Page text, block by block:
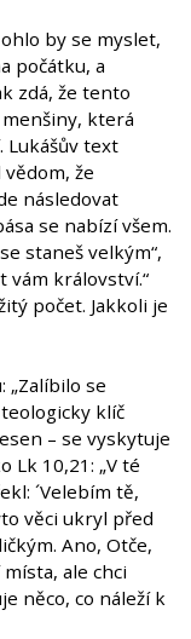
by se myslet,
počátku, a
zdá, že tento
která
Lukášův text
že
následovat
se nabízí všem.
staneš velkým“,
vám království.“
počet. Jakkoli je
„Zalíbilo se
klíč
– se vyskytuje
Lk 10,21: „V té
´Velebím tě,
věci ukryl před
Ano, Otče,
ale chci
něco, co náleží k